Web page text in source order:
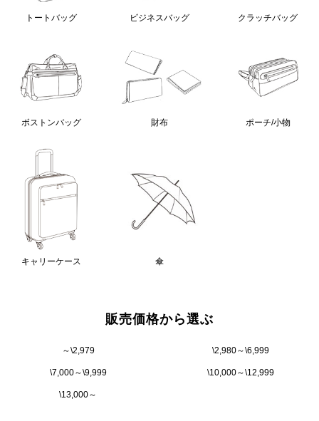
トートバッグ ビジネスバッグ クラッチバッグ
ボストンバッグ 財布 ポーチ/小物
キャリーケース 傘
販売価格から選ぶ
～\2,979 \2,980～\6,999
\7,000～\9,999 \10,000～\12,999
\13,000～